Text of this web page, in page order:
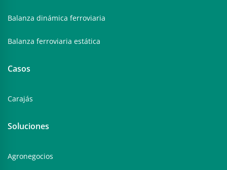
Balanza dinámica ferroviaria
Balanza ferroviaria estática
Casos
Carajás
Soluciones
Agronegocios